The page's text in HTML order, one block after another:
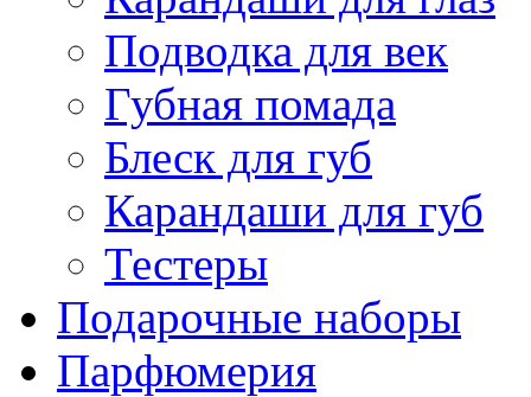
Подводка для век
Губная помада
Блеск для губ
Карандаши для губ
Тестеры
Подарочные наборы
Парфюмерия